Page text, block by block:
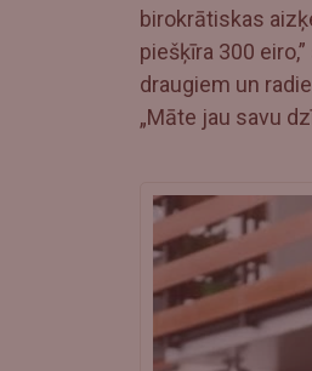
birokrātiskas
piešķīra 300
draugiem un
„Māte jau savu